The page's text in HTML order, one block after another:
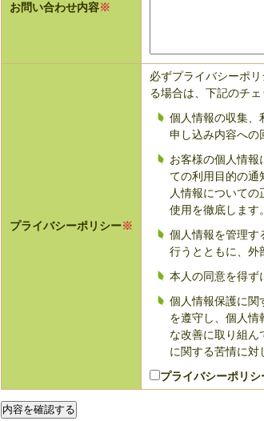
お問い合わせ内容※
プライバシーポリシー※
必ずプライバシーポ
る場合は、下記のチ
個人情報の収集、
申し込み内容への
お客様の個人情報
ての利用目的の通
人情報について
使用を徹底します。
個人情報を管理す
行うとともに、外
本人の同意を得ず
個人情報保護に関
を遵守し、個人情
な改善に取り組ん
に関する苦情に対
プライバシーポリシ